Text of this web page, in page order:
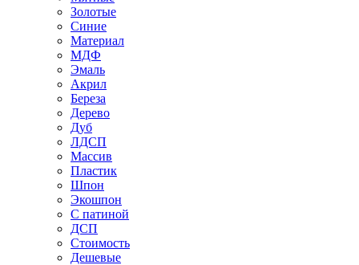
Золотые
Синие
Материал
МДФ
Эмаль
Акрил
Береза
Дерево
Дуб
ЛДСП
Массив
Пластик
Шпон
Экошпон
С патиной
ДСП
Стоимость
Дешевые